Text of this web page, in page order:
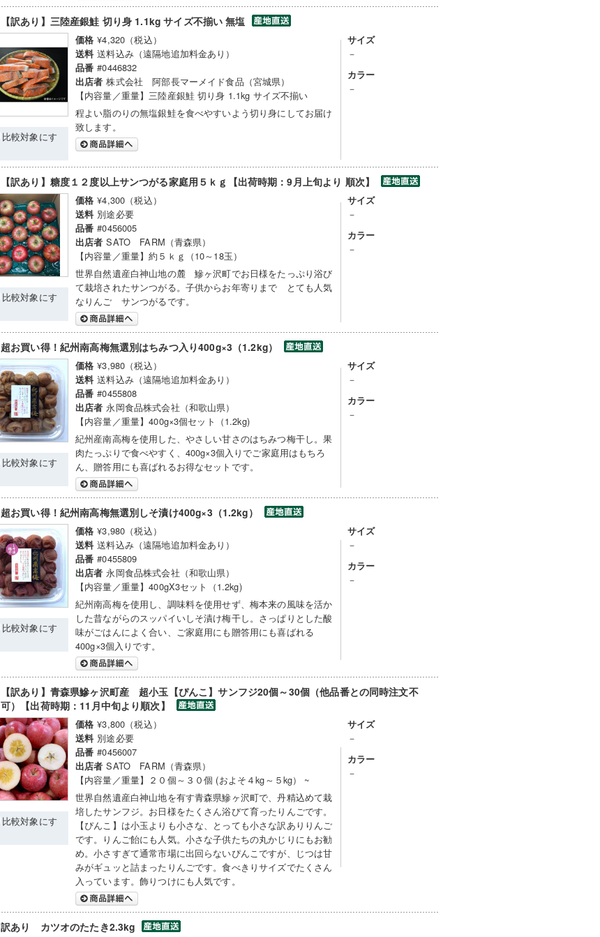
【訳あり】三陸産銀鮭 切り身 1.1kg サイズ不揃い 無塩
比較対象にす
価格 ¥4,320（税込）
送料 送料込み（遠隔地追加料金あり）
品番 #0446832
出店者 株式会社 阿部長マーメイド食品（宮城県）
【内容量／重量】三陸産銀鮭 切り身 1.1kg サイズ不揃い
程よい脂のりの無塩銀鮭を食べやすいよう切り身にしてお届け
致します。
サイズ
－
カラー
－
【訳あり】糖度１２度以上サンつがる家庭用５ｋｇ【出荷時期：9月上旬より 順次】
比較対象にす
価格 ¥4,300（税込）
送料 別途必要
品番 #0456005
出店者 SATO FARM（青森県）
【内容量／重量】約５ｋｇ（10～18玉）
世界自然遺産白神山地の麓 鰺ヶ沢町でお日様をたっぷり浴び
て栽培されたサンつがる。子供からお年寄りまで とても人気
なりんご サンつがるです。
サイズ
－
カラー
－
超お買い得！紀州南高梅無選別はちみつ入り400g×3（1.2kg）
比較対象にす
価格 ¥3,980（税込）
送料 送料込み（遠隔地追加料金あり）
品番 #0455808
出店者 永岡食品株式会社（和歌山県）
【内容量／重量】400g×3個セット（1.2kg)
紀州産南高梅を使用した、やさしい甘さのはちみつ梅干し。果
肉たっぷりで食べやすく、400g×3個入りでご家庭用はもちろ
ん、贈答用にも喜ばれるお得なセットです。
サイズ
－
カラー
－
超お買い得！紀州南高梅無選別しそ漬け400g×3（1.2kg）
比較対象にす
価格 ¥3,980（税込）
送料 送料込み（遠隔地追加料金あり）
品番 #0455809
出店者 永岡食品株式会社（和歌山県）
【内容量／重量】400gX3セット（1.2kg)
紀州南高梅を使用し、調味料を使用せず、梅本来の風味を活か
した昔ながらのスッパイいしそ漬け梅干し。さっぱりとした酸
味がごはんによく合い、ご家庭用にも贈答用にも喜ばれる
400g×3個入りです。
サイズ
－
カラー
－
【訳あり】青森県鰺ヶ沢町産 超小玉【ぴんこ】サンフジ20個～30個（他品番との同時注文不
可）【出荷時期：11月中旬より順次】
比較対象にす
価格 ¥3,800（税込）
送料 別途必要
品番 #0456007
出店者 SATO FARM（青森県）
【内容量／重量】２０個～３０個 (およそ４kg～５kg） ~
世界自然遺産白神山地を有す青森県鰺ヶ沢町で、丹精込めて栽
培したサンフジ。お日様をたくさん浴びて育ったりんごです。
【ぴんこ】は小玉よりも小さな、とっても小さな訳ありりんご
です。りんご飴にも人気。小さな子供たちの丸かじりにもお勧
め。小さすぎて通常市場に出回らないぴんこですが、じつは甘
みがギュッと詰まったりんごです。食べきりサイズでたくさん
入っています。飾りつけにも人気です。
サイズ
－
カラー
－
訳あり カツオのたたき2.3kg